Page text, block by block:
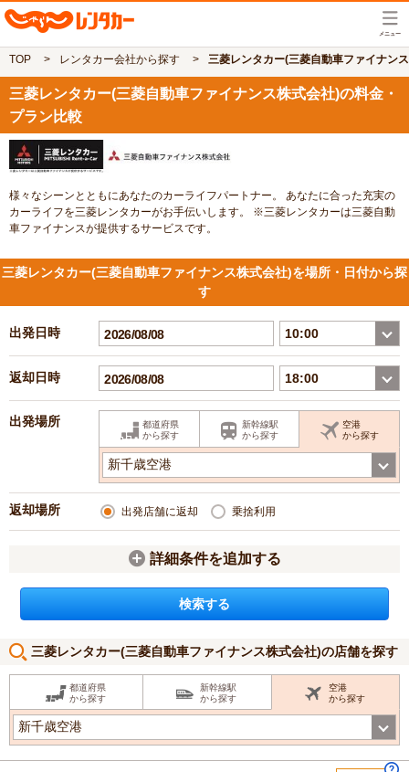
TOP レンタカー会社から探す 三菱レンタカー(三菱自動車ファイナン
三菱レンタカー(三菱自動車ファイナンス株式会社)の料金・
プラン比較
様々なシーンとともにあなたのカーライフパートナー。 あなたに合った充実の
カーライフを三菱レンタカーがお手伝いします。 ※三菱レンタカーは三菱自動
車ファイナンスが提供するサービスです。
三菱レンタカー(三菱自動車ファイナンス株式会社)を場所・日付から探
す
出発日時
返却日時
出発場所
都道府県
から探す
新幹線駅
から探す
空港
から探す
返却場所 出発店舗に返却 乗捨利用
詳細条件を追加する
三菱レンタカー(三菱自動車ファイナンス株式会社)の店舗を探す
都道府県
から探す
新幹線駅
から探す
空港
から探す